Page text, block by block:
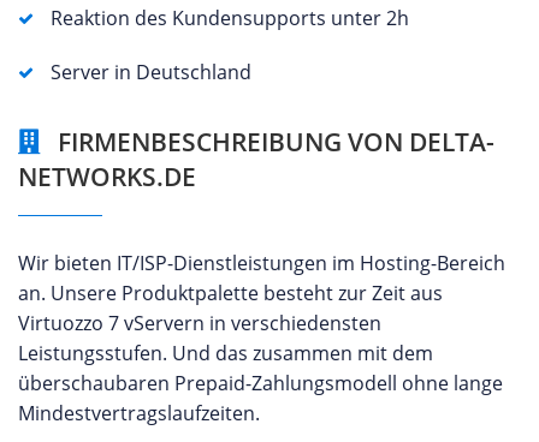
Reaktion des Kundensupports unter 2h
Server in Deutschland
FIRMENBESCHREIBUNG VON DELTA-
NETWORKS.DE
Wir bieten IT/ISP-Dienstleistungen im Hosting-Bereich
an. Unsere Produktpalette besteht zur Zeit aus
Virtuozzo 7 vServern in verschiedensten
Leistungsstufen. Und das zusammen mit dem
überschaubaren Prepaid-Zahlungsmodell ohne lange
Mindestvertragslaufzeiten.